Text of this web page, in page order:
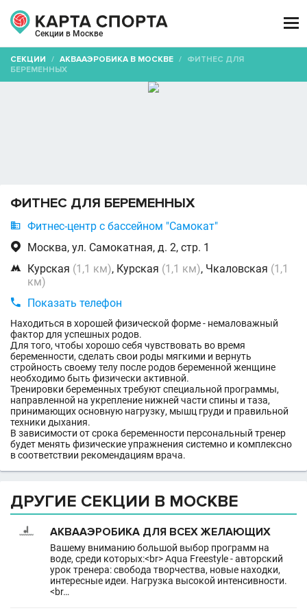
Секции в Москве

СЕКЦИИ / АКВААЭРОБИКА В МОСКВЕ / ФИТНЕС ДЛЯ
БЕРЕМЕННЫХ
ФИТНЕС ДЛЯ БЕРЕМЕННЫХ
 Фитнес-центр с бассейном "Самокат"
 Москва, ул. Самокатная, д. 2, стр. 1
 Курская (1,1 км), Курская (1,1 км), Чкаловская (1,1
км)
 Показать телефон
Находиться в хорошей физической форме - немаловажный
фактор для успешных родов.
Для того, чтобы хорошо себя чувствовать во время
беременности, сделать свои роды мягкими и вернуть
стройность своему телу после родов беременной женщине
необходимо быть физически активной.
Тренировки беременных требуют специальной программы,
направленной на укрепление нижней части спины и таза,
принимающих основную нагрузку, мышц груди и правильной
техники дыхания.
В зависимости от срока беременности персональный тренер
будет менять физические упражнения системно и комплексно
в соответствии рекомендациям врача.
ДРУГИЕ СЕКЦИИ В МОСКВЕ
АКВААЭРОБИКА ДЛЯ ВСЕХ ЖЕЛАЮЩИХ
Вашему вниманию большой выбор программ на
воде, среди которых:<br> Aqua Freestyle - авторский
урок тренера: свобода творчества, новые находки,
интересные идеи. Нагрузка высокой интенсивности.
<br…